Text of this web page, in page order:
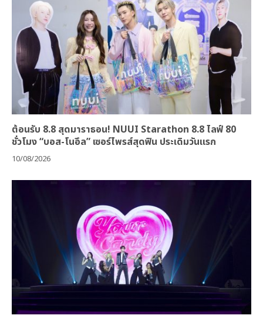
ต้อนรับ 8.8 สุดมาราธอน! NUUI Starathon 8.8 ไลฟ์ 80
ชั่วโมง “บอส-โนอึล” เซอร์ไพรส์สุดฟิน ประเดิมวันแรก
10/08/2026